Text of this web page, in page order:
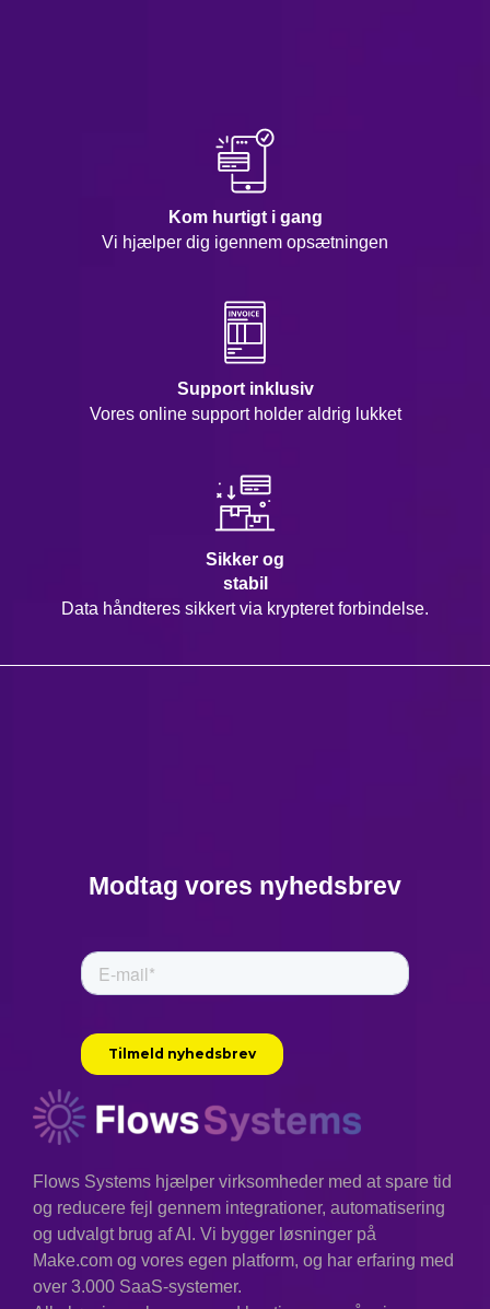
Kom hurtigt i gang
Vi hjælper dig igennem opsætningen
Support inklusiv
Vores online support holder aldrig lukket
Sikker og
stabil
Data håndteres sikkert via krypteret forbindelse.
Modtag vores nyhedsbrev
Flows Systems hjælper virksomheder med at spare tid
og reducere fejl gennem integrationer, automatisering
og udvalgt brug af AI. Vi bygger løsninger på
Make.com og vores egen platform, og har erfaring med
over 3.000 SaaS-systemer.